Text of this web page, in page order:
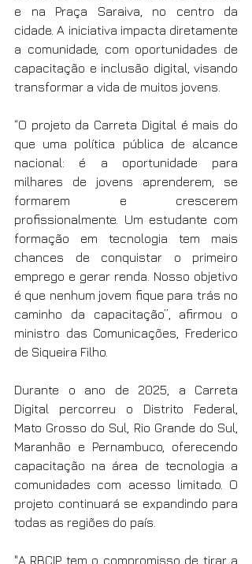
e na Praça Saraiva, no centro da
cidade. A iniciativa impacta diretamente
a comunidade, com oportunidades de
capacitação e inclusão digital, visando
transformar a vida de muitos jovens.
“O projeto da Carreta Digital é mais do
que uma política pública de alcance
nacional: é a oportunidade para
milhares de jovens aprenderem, se
formarem e crescerem
profissionalmente. Um estudante com
formação em tecnologia tem mais
chances de conquistar o primeiro
emprego e gerar renda. Nosso objetivo
é que nenhum jovem fique para trás no
caminho da capacitação”, afirmou o
ministro das Comunicações, Frederico
de Siqueira Filho.
Durante o ano de 2025, a Carreta
Digital percorreu o Distrito Federal,
Mato Grosso do Sul, Rio Grande do Sul,
Maranhão e Pernambuco, oferecendo
capacitação na área de tecnologia a
comunidades com acesso limitado. O
projeto continuará se expandindo para
todas as regiões do país.
"A RBCIP tem o compromisso de tirar a